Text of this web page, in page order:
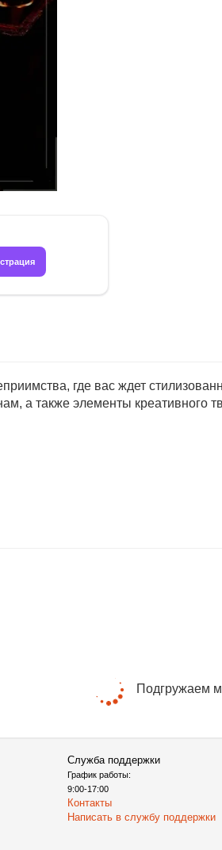
где вас ждет
а также элементы креативного
Подгружаем
Служба поддержки
График работы:
9:00-17:00
Контакты
Написать в службу поддержки